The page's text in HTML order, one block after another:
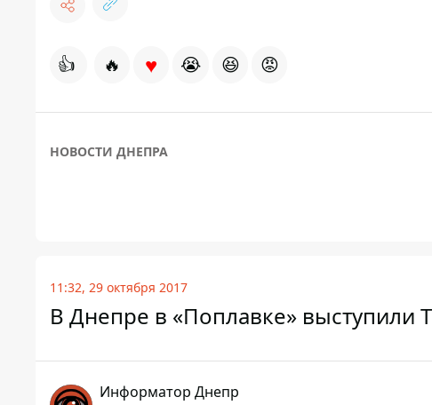
👍 🔥 ♥ 😭 😆 😡
НОВОСТИ ДНЕПРА
11:32, 29 октября 2017
В Днепре в «Поплавке» выступили
Информатор Днепр